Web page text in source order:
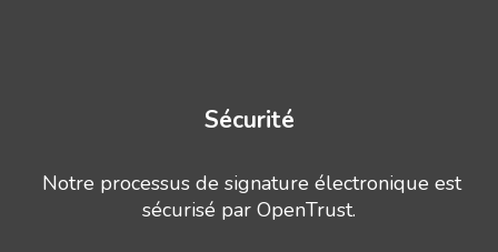
Sécurité
Notre processus de signature électronique est
sécurisé par OpenTrust.